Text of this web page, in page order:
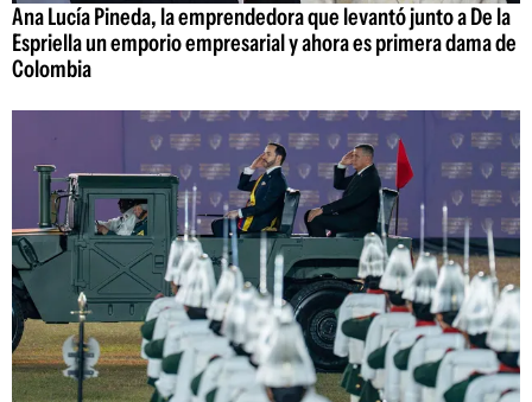
Ana Lucía Pineda, la emprendedora que levantó junto a De la
Espriella un emporio empresarial y ahora es primera dama de
Colombia